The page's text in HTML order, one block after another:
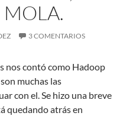
MOLA.
3 COMENTARIOS
nos contó como Hadoop
muchas las
con el. Se hizo una breve
quedando atrás en